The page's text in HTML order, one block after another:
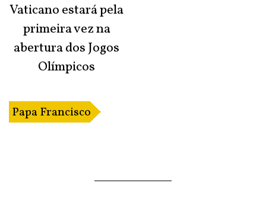
Vaticano estará pela
primeira vez na
abertura dos Jogos
Olímpicos
Papa Francisco